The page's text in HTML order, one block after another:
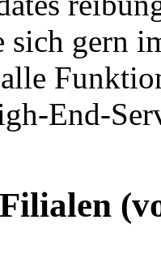
gern
End-